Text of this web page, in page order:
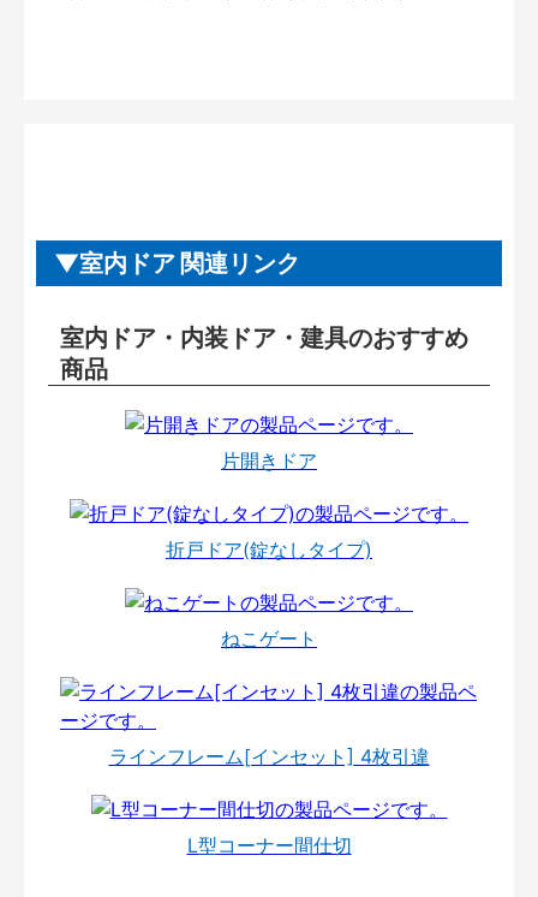
室内ドア 関連リンク
室内ドア・内装ドア・建具のおすすめ
商品
片開きドア
折戸ドア(錠なしタイプ)
ねこゲート
ラインフレーム[インセット] 4枚引違
L型コーナー間仕切